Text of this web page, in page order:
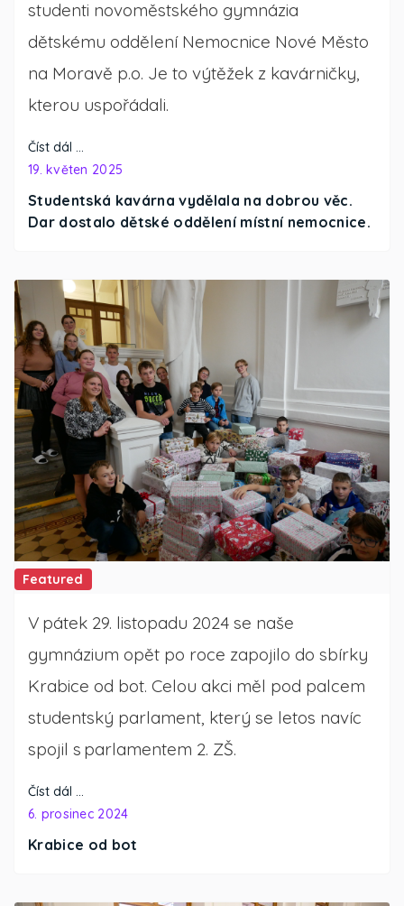
Studentská kavárna vydělala na dobrou věc.
Dar dostalo dětské oddělení místní nemocnice.
19. květen 2025
studenti novoměstského gymnázia
dětskému oddělení Nemocnice Nové Město
na Moravě p.o. Je to výtěžek z kavárničky,
kterou uspořádali.
Číst dál …
Featured
Krabice od bot
6. prosinec 2024
V pátek 29. listopadu 2024 se naše
gymnázium opět po roce zapojilo do sbírky
Krabice od bot. Celou akci měl pod palcem
studentský parlament, který se letos navíc
spojil s parlamentem 2. ZŠ.
Číst dál …